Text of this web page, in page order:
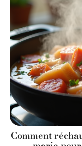
Comment